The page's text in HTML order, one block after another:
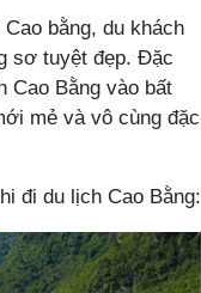
bằng, du khách
sơ tuyệt đẹp. Đặc
Cao Bằng vào bất
mẻ và vô cùng đặc
đi du lịch Cao Bằng: